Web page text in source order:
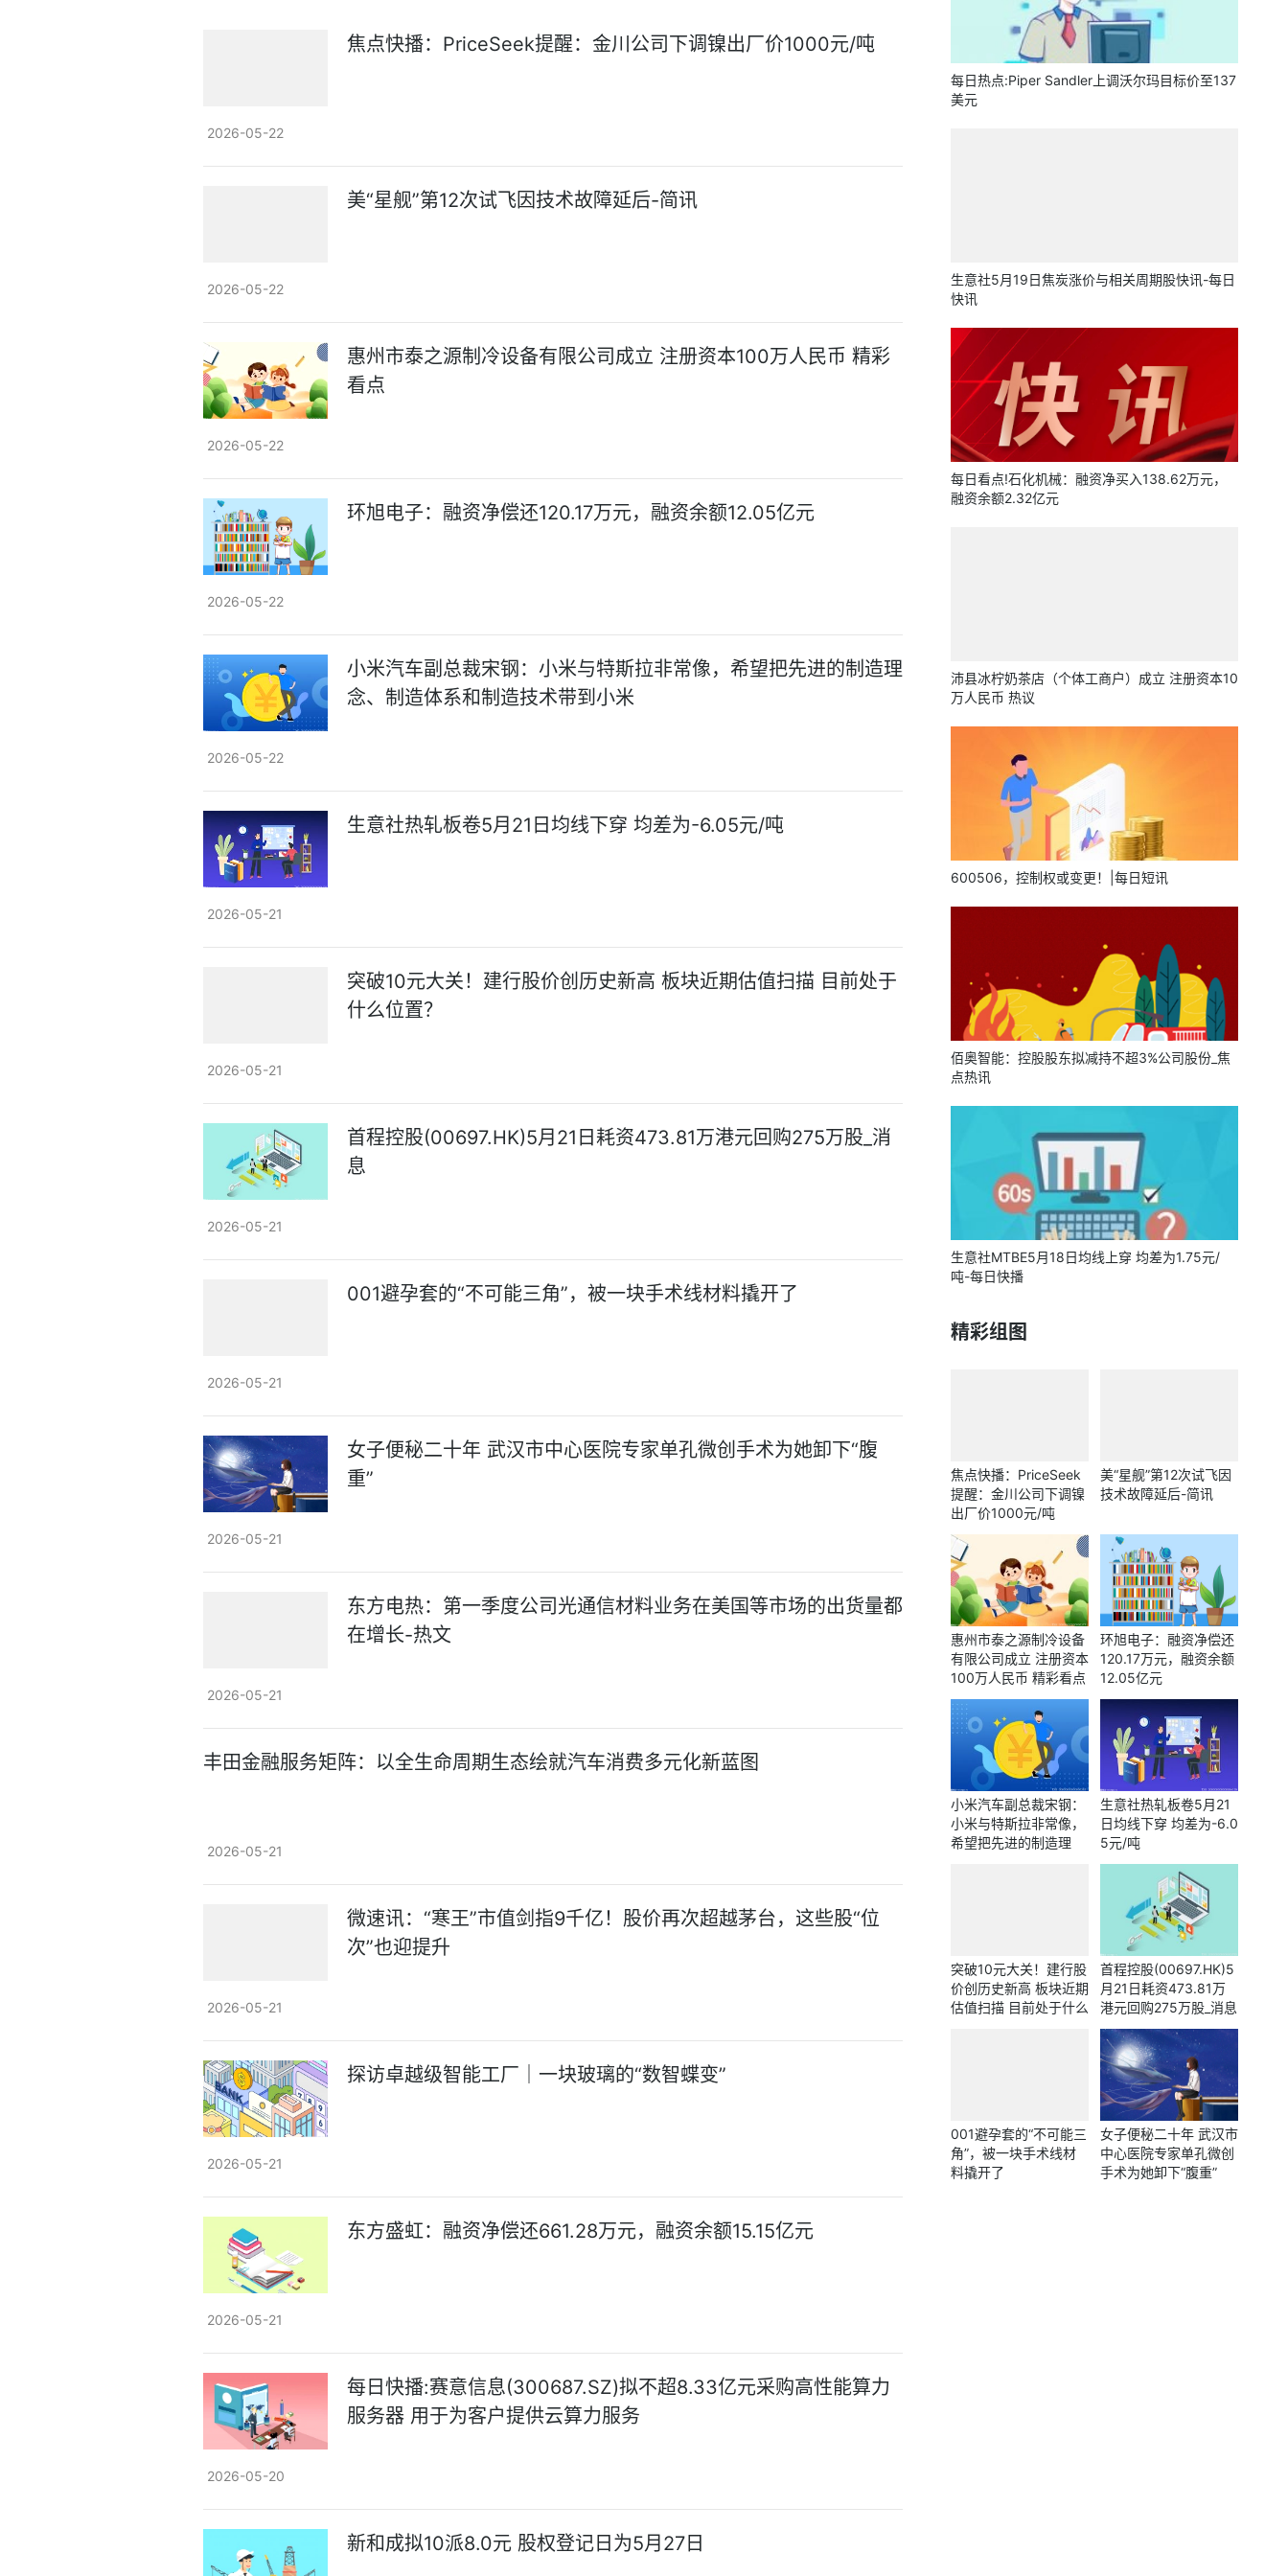
焦点快播：PriceSeek提醒：金川公司下调镍出厂价1000元/吨
2026-05-22
美“星舰”第12次试飞因技术故障延后-简讯
2026-05-22
惠州市泰之源制冷设备有限公司成立 注册资本100万人民币 精彩
看点
2026-05-22
环旭电子：融资净偿还120.17万元，融资余额12.05亿元
2026-05-22
小米汽车副总裁宋钢：小米与特斯拉非常像，希望把先进的制造理
念、制造体系和制造技术带到小米
2026-05-22
生意社热轧板卷5月21日均线下穿 均差为-6.05元/吨
2026-05-21
突破10元大关！建行股价创历史新高 板块近期估值扫描 目前处于
什么位置？
2026-05-21
首程控股(00697.HK)5月21日耗资473.81万港元回购275万股_消
息
2026-05-21
001避孕套的“不可能三角”，被一块手术线材料撬开了
2026-05-21
女子便秘二十年 武汉市中心医院专家单孔微创手术为她卸下“腹
重”
2026-05-21
东方电热：第一季度公司光通信材料业务在美国等市场的出货量都
在增长-热文
2026-05-21
丰田金融服务矩阵：以全生命周期生态绘就汽车消费多元化新蓝图
2026-05-21
微速讯：“寒王”市值剑指9千亿！股价再次超越茅台，这些股“位
次”也迎提升
2026-05-21
探访卓越级智能工厂｜一块玻璃的“数智蝶变”
2026-05-21
东方盛虹：融资净偿还661.28万元，融资余额15.15亿元
2026-05-21
每日快播:赛意信息(300687.SZ)拟不超8.33亿元采购高性能算力
服务器 用于为客户提供云算力服务
2026-05-20
新和成拟10派8.0元 股权登记日为5月27日
每日热点:Piper Sandler上调沃尔玛目标价至137
美元
生意社5月19日焦炭涨价与相关周期股快讯-每日
快讯
每日看点!石化机械：融资净买入138.62万元，
融资余额2.32亿元
沛县冰柠奶茶店（个体工商户）成立 注册资本10
万人民币 热议
600506，控制权或变更！|每日短讯
佰奥智能：控股股东拟减持不超3%公司股份_焦
点热讯
生意社MTBE5月18日均线上穿 均差为1.75元/
吨-每日快播
精彩组图
焦点快播：PriceSeek
提醒：金川公司下调镍
出厂价1000元/吨
美“星舰”第12次试飞因
技术故障延后-简讯
惠州市泰之源制冷设备
有限公司成立 注册资本
100万人民币 精彩看点
环旭电子：融资净偿还
120.17万元，融资余额
12.05亿元
小米汽车副总裁宋钢：
小米与特斯拉非常像，
希望把先进的制造理
生意社热轧板卷5月21
日均线下穿 均差为-6.0
5元/吨
突破10元大关！建行股
价创历史新高 板块近期
估值扫描 目前处于什么
首程控股(00697.HK)5
月21日耗资473.81万
港元回购275万股_消息
001避孕套的“不可能三
角”，被一块手术线材
料撬开了
女子便秘二十年 武汉市
中心医院专家单孔微创
手术为她卸下“腹重”